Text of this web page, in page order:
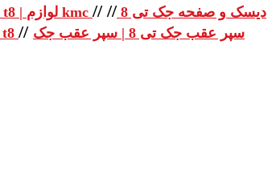
لوازم یدکی جک تی 8 | لوازم یدکی جک t8 | لوازم kmc // دیسک و صفحه جک تی 8 //
واشر سر سیلندر جک تی 8 | واشر سر سیلندر جک t8 // سپر عقب جک تی 8 | سپر عقب جک